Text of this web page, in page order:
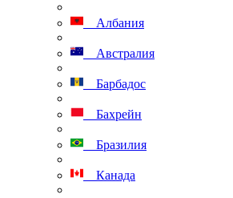
Албания
Австралия
Барбадос
Бахрейн
Бразилия
Канада